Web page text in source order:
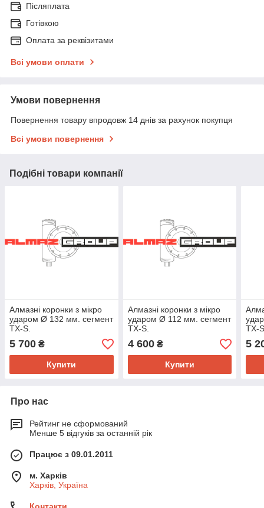
Післяплата
Готівкою
Оплата за реквізитами
Всі умови оплати
Умови повернення
Повернення товару впродовж 14 днів за рахунок покупця
Всі умови повернення
Подібні товари компанії
Алмазні коронки з мікро
ударом Ø 132 мм. сегмент
TX-S.
5 700 ₴
Купити
Алмазні коронки з мікро
ударом Ø 112 мм. сегмент
TX-S.
4 600₴
Купити
TX-
5
Про нас
Рейтинг не сформований
Менше 5 відгуків за останній рік
Працює з 09.01.2011
м. Харків
Харків, Україна